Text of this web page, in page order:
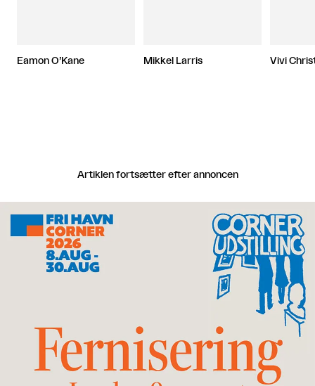
Eamon O’Kane Mikkel Larris Vivi
Artiklen fortsætter efter annoncen